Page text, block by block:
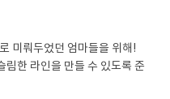
미뤄두었던 엄마들을 위해!
림한 라인을 만들 수 있도록 준